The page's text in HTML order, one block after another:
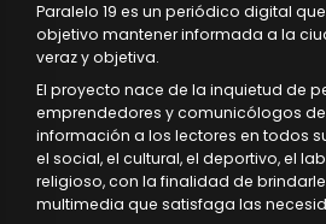
Paralelo 19 es un periódico digital
objetivo mantener informada a la
veraz y objetiva.
El proyecto nace de la inquietud de
emprendedores y comunicólogos
información a los lectores en todos
el social, el cultural, el deportivo, el
religioso, con la finalidad de
multimedia que satisfaga las